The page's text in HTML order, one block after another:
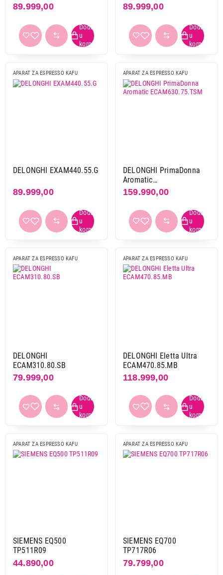
89.999,00 89.999,00
APARAT ZA ESPRESSO KAFU
DELONGHI EXAM440.55.G
89.999,00
APARAT ZA ESPRESSO KAFU
DELONGHI PrimaDonna
Aromatic
ECAM630.75.TSM
159.990,00
APARAT ZA ESPRESSO KAFU
DELONGHI
ECAM310.80.SB
79.999,00
APARAT ZA ESPRESSO KAFU
DELONGHI Eletta Ultra
ECAM470.85.MB
118.999,00
APARAT ZA ESPRESSO KAFU
SIEMENS EQ500
TP511R09
44.890,00
APARAT ZA ESPRESSO KAFU
SIEMENS EQ700
TP717R06
79.799,00
46.999,00
Nastavi kupovinu
Završi kupovinu